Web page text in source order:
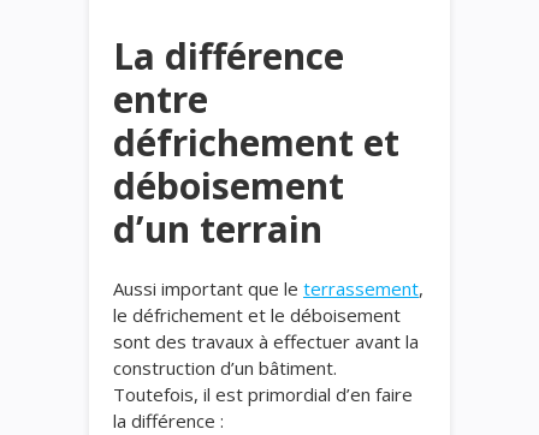
La différence
entre
défrichement et
déboisement
d’un terrain
Aussi important que le terrassement,
le défrichement et le déboisement
sont des travaux à effectuer avant la
construction d’un bâtiment.
Toutefois, il est primordial d’en faire
la différence :